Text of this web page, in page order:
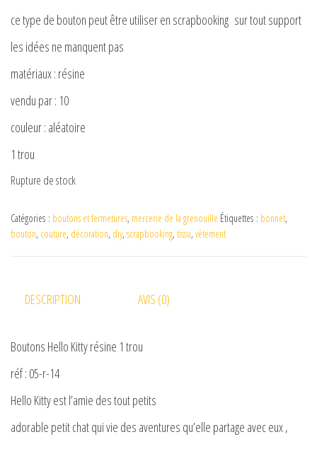
ce type de bouton peut être utiliser en scrapbooking sur tout support
les idées ne manquent pas
matériaux : résine
vendu par : 10
couleur : aléatoire
1 trou
Rupture de stock
Catégories : boutons et fermetures, mercerie de la grenouille Étiquettes : bonnet,
bouton, couture, décoration, diy, scrapbooking, tissu, vêtement
DESCRIPTION AVIS (0)
Boutons Hello Kitty résine 1 trou
réf : 05-r-14
Hello Kitty est l’amie des tout petits
adorable petit chat qui vie des aventures qu’elle partage avec eux ,